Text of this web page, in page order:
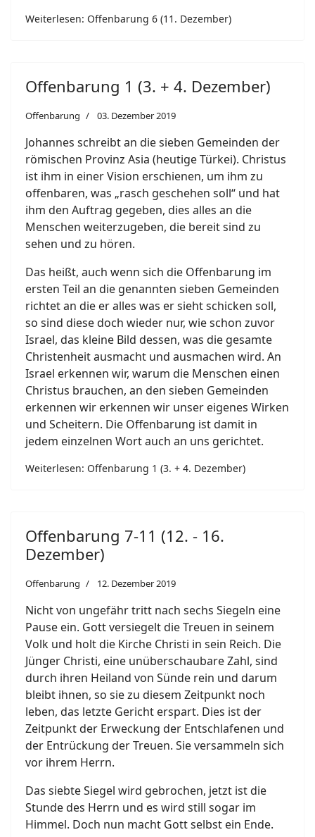
Weiterlesen: Offenbarung 6 (11. Dezember)
Offenbarung 1 (3. + 4. Dezember)
Offenbarung 03. Dezember 2019
Johannes schreibt an die sieben Gemeinden der
römischen Provinz Asia (heutige Türkei). Christus
ist ihm in einer Vision erschienen, um ihm zu
offenbaren, was „rasch geschehen soll“ und hat
ihm den Auftrag gegeben, dies alles an die
Menschen weiterzugeben, die bereit sind zu
sehen und zu hören.
Das heißt, auch wenn sich die Offenbarung im
ersten Teil an die genannten sieben Gemeinden
richtet an die er alles was er sieht schicken soll,
so sind diese doch wieder nur, wie schon zuvor
Israel, das kleine Bild dessen, was die gesamte
Christenheit ausmacht und ausmachen wird. An
Israel erkennen wir, warum die Menschen einen
Christus brauchen, an den sieben Gemeinden
erkennen wir erkennen wir unser eigenes Wirken
und Scheitern. Die Offenbarung ist damit in
jedem einzelnen Wort auch an uns gerichtet.
Weiterlesen: Offenbarung 1 (3. + 4. Dezember)
Offenbarung 7-11 (12. - 16.
Dezember)
Offenbarung 12. Dezember 2019
Nicht von ungefähr tritt nach sechs Siegeln eine
Pause ein. Gott versiegelt die Treuen in seinem
Volk und holt die Kirche Christi in sein Reich. Die
Jünger Christi, eine unüberschaubare Zahl, sind
durch ihren Heiland von Sünde rein und darum
bleibt ihnen, so sie zu diesem Zeitpunkt noch
leben, das letzte Gericht erspart. Dies ist der
Zeitpunkt der Erweckung der Entschlafenen und
der Entrückung der Treuen. Sie versammeln sich
vor ihrem Herrn.
Das siebte Siegel wird gebrochen, jetzt ist die
Stunde des Herrn und es wird still sogar im
Himmel. Doch nun macht Gott selbst ein Ende.